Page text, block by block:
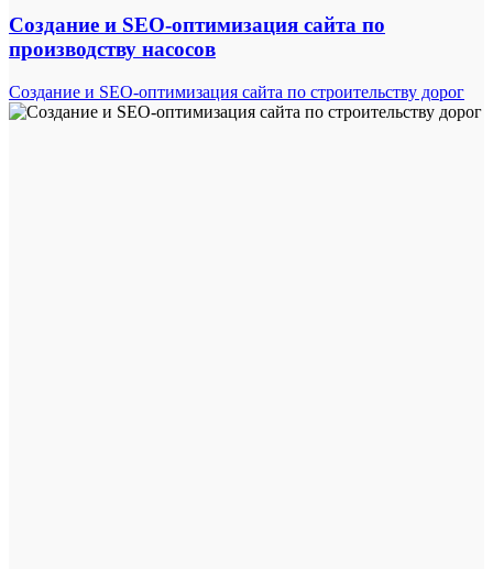
Создание и SEO-оптимизация сайта по
производству насосов
Создание и SEO-оптимизация сайта по строительству дорог